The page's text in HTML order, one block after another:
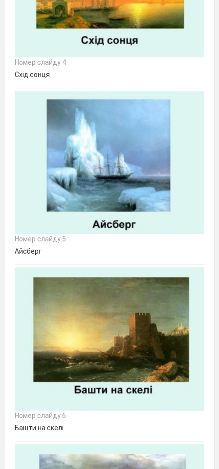
Номер слайду 4
Схід сонця
Номер слайду 5
Айсберг
Номер слайду 6
Башти на скелі